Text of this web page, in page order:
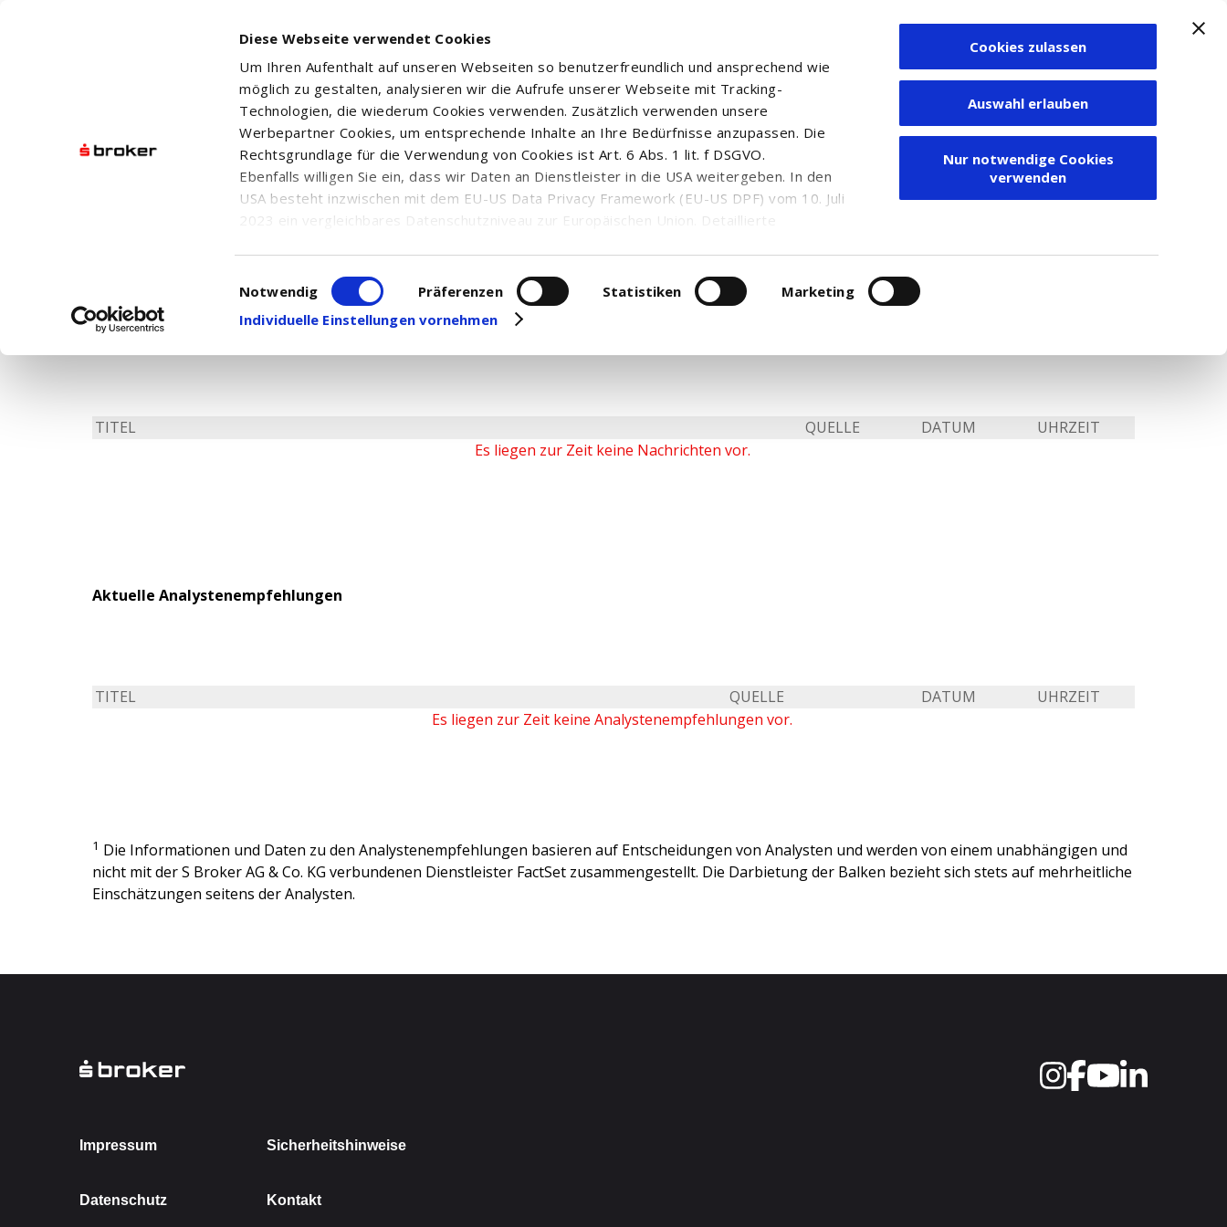
Diese Webseite verwendet Cookies
Um Ihren Aufenthalt auf unseren Webseiten so benutzerfreundlich und ansprechend wie
möglich zu gestalten, analysieren wir die Aufrufe unserer Webseite mit Tracking-
Technologien, die wiederum Cookies verwenden. Zusätzlich verwenden unsere
Werbepartner Cookies, um entsprechende Inhalte an Ihre Bedürfnisse anzupassen. Die
Rechtsgrundlage für die Verwendung von Cookies ist Art. 6 Abs. 1 lit. f DSGVO.
Ebenfalls willigen Sie ein, dass wir Daten an Dienstleister in die USA weitergeben. In den
USA besteht inzwischen mit dem EU-US Data Privacy Framework (EU-US DPF) vom 10. Juli
2023 ein vergleichbares Datenschutzniveau zur Europäischen Union. Detaillierte
in den USA, finden Sie auf unserer Seite zumDatenschutz. Dort können Sie Ihre
Einwilligung auch jederzeit widerrufen oder anpassen.
Einwilligungsauswahl
Notwendig Präferenzen Statistiken
Marketing
Individuelle Einstellungen vornehmen
Cookies zulassen
Auswahl erlauben
Nur notwendige Cookies
verwenden
Zum Depot
FLUSHING FINANCIAL CORP
Hier finden Sie chronologisch geordnet alle Nachrichten und Ad hoc-Meldungen zum gewählten Wertpapier. Für weitere Recherchen empfehlen wir
Ihnen dieNachrichtensuche.
TITEL QUELLE DATUM
UHRZEIT
Es liegen zur Zeit keine Nachrichten vor.
Aktuelle Analystenempfehlungen
TITEL QUELLE DATUM
UHRZEIT
Es liegen zur Zeit keine Analystenempfehlungen vor.
1 Die Informationen und Daten zu den Analystenempfehlungen basieren auf Entscheidungen von Analysten und werden von einem unabhängigen und
nicht mit derS Broker AG & Co. KG verbundenen Dienstleister FactSet zusammengestellt. Die Darbietung der Balken bezieht sich stets auf mehrheitliche
Einschätzungen seitens der Analysten.